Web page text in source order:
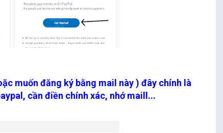
muốn đăng ký bằng mail này ) đây chính là
cần điền chính xác, nhớ maill...